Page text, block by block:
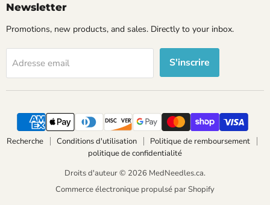
Newsletter
Promotions, new products, and sales. Directly to your inbox.
Adresse email S'inscrire
Recherche Conditions d'utilisation
Politique de remboursement
politique de confidentialité
Droits d'auteur © 2026 MedNeedles.ca.
Commerce électronique propulsé par Shopify